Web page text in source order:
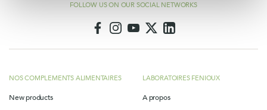
FOLLOW US ON OUR SOCIAL NETWORKS
NOS COMPLEMENTS ALIMENTAIRES
New products
LABORATOIRES FENIOUX
A propos